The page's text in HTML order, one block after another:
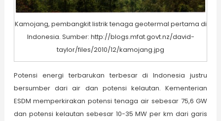
Kamojang, pembangkit listrik tenaga geotermal pertama di
Indonesia. Sumber: http://blogs.mfat.govt.nz/david-
taylor/files/2010/12/kamojang.jpg
Potensi energi terbarukan terbesar di Indonesia justru
bersumber dari air dan potensi kelautan. Kementerian
ESDM memperkirakan potensi tenaga air sebesar 75,6 GW
dan potensi kelautan sebesar 10-35 MW per km dari garis